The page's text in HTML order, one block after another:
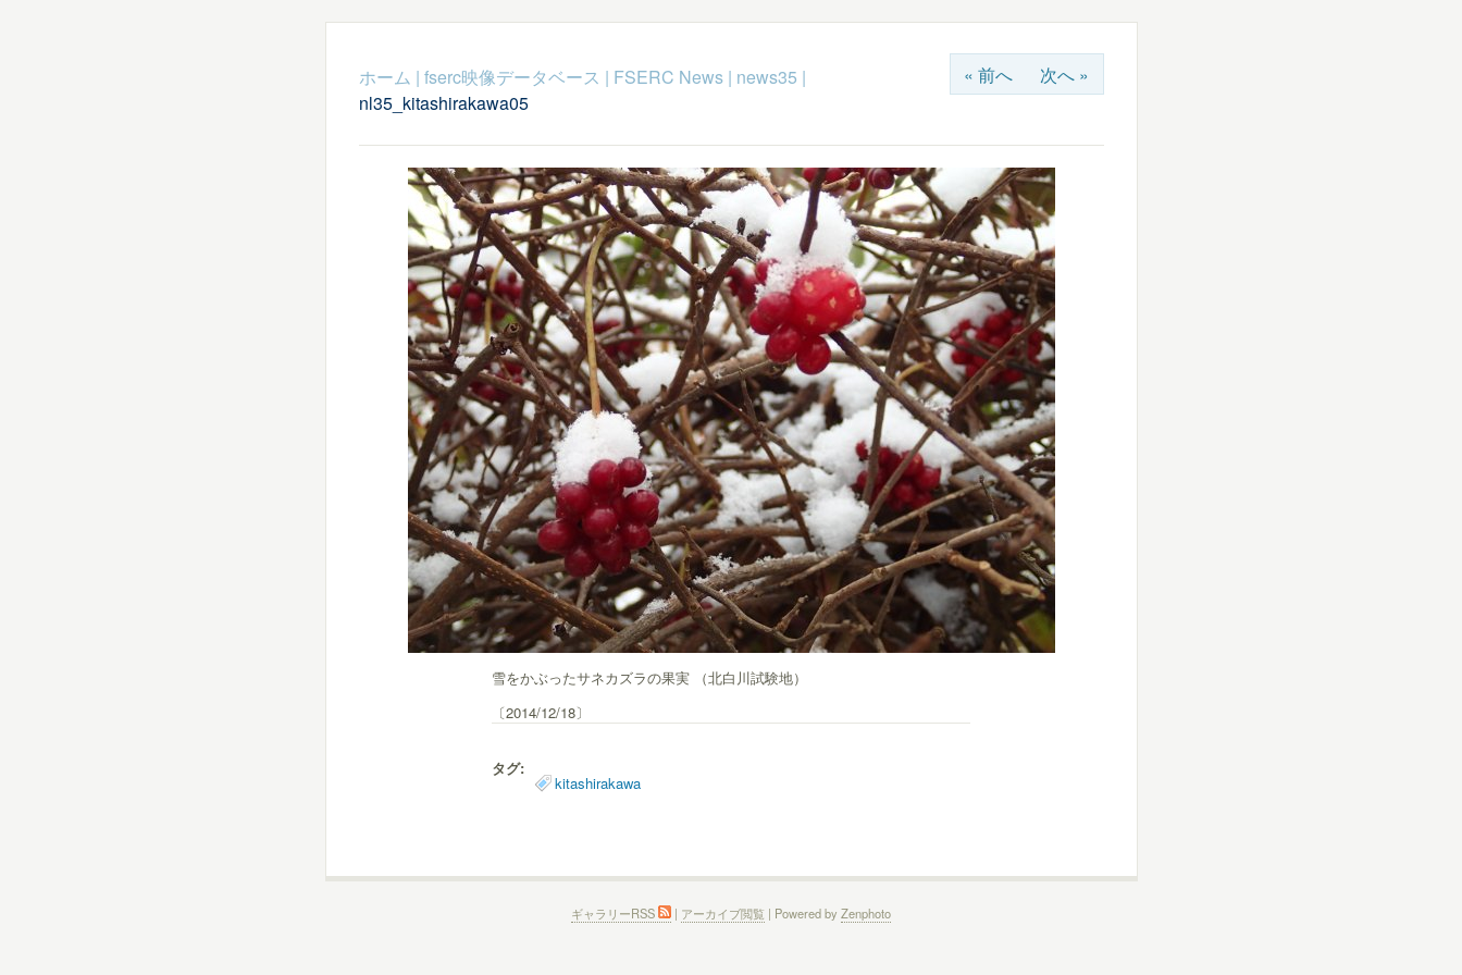
« 前へ 次へ »
ホーム | fserc映像データベース | FSERC News| news35 |
nl35_kitashirakawa05
雪をかぶったサネカズラの果実 （北白川試験地）
〔2014/12/18〕
タグ:
kitashirakawa
ギャラリーRSS | アーカイブ閲覧 | Powered by Zenphoto